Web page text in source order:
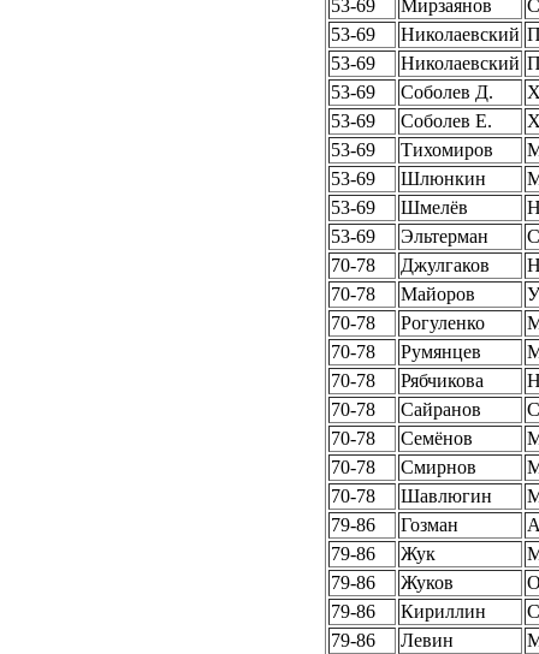
53-69
Мирзаянов
53-69
Николаевский
53-69
Николаевский
53-69
Соболев Д.
53-69
Соболев Е.
53-69
Тихомиров
53-69
Шлюнкин
53-69
Шмелёв
53-69
Эльтерман
70-78
Джулгаков
70-78
Майоров
70-78
Рогуленко
70-78
Румянцев
70-78
Рябчикова
70-78
Сайранов
70-78
Семёнов
70-78
Смирнов
70-78
Шавлюгин
79-86
Гозман
79-86
Жук
79-86
Жуков
79-86
Кириллин
79-86
Левин